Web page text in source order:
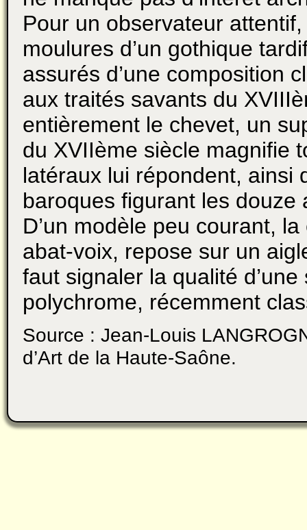
Pour un observateur
moulures d’un gothique
assurés d’une composition
aux traités savants du
entièrement le chevet, un
du XVIIème siècle magnifie
latéraux lui répondent, ainsi
baroques figurant les douze
D’un modèle peu courant,
abat-voix, repose sur un
faut signaler la qualité
polychrome, récemment
Source : Jean-Louis
d’Art de la Haute-Saône.